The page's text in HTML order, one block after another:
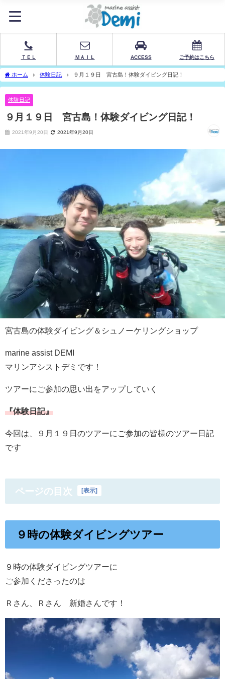
ＴＥＬ ＭＡＩＬ ACCESS ご予約はこちら
ホーム 体験日記 ９月１９日 宮古島！体験ダイビング日記！
体験日記
９月１９日 宮古島！体験ダイビング日記！
2021年9月20日 2021年9月20日
宮古島の体験ダイビング＆シュノーケリングショップ
marine assist DEMI
マリンアシストデミです！
ツアーにご参加の思い出をアップしていく
『体験日記』
今回は、９月１９日のツアーにご参加の皆様のツアー日記
です
ページの目次 [表示]
９時の体験ダイビングツアー
９時の体験ダイビングツアーに
ご参加くださったのは
Ｒさん、Ｒさん 新婚さんです！